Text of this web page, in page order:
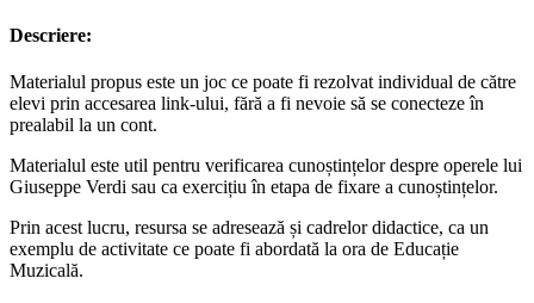
Descriere:
Materialul propus este un joc ce poate fi rezolvat individual de către
elevi prin accesarea link-ului, fără a fi nevoie să se conecteze în
prealabil la un cont.
Materialul este util pentru verificarea cunoștințelor despre operele lui
Giuseppe Verdi sau ca exercițiu în etapa de fixare a cunoștințelor.
Prin acest lucru, resursa se adresează și cadrelor didactice, ca un
exemplu de activitate ce poate fi abordată la ora de Educație
Muzicală.